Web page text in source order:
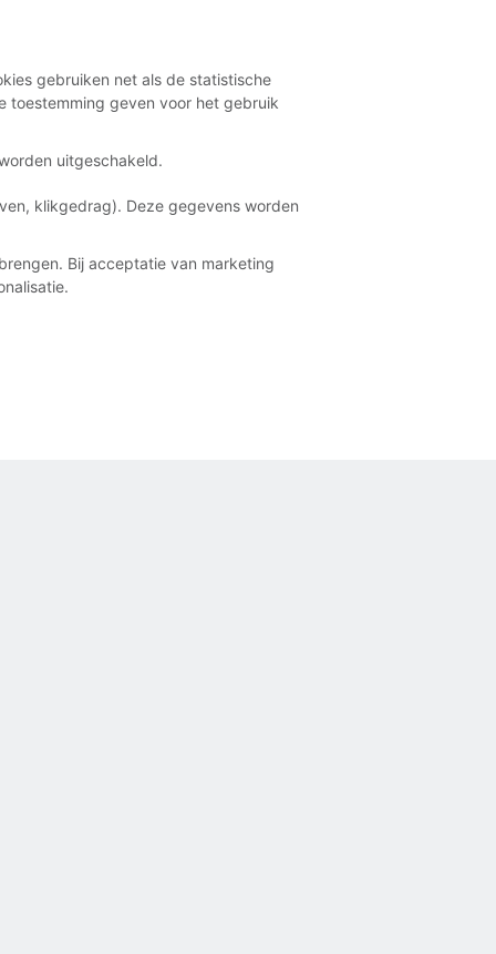
gebruiken net als de statistische
toestemming geven voor het gebruik
uitgeschakeld.
klikgedrag). Deze gegevens worden
Bij acceptatie van marketing